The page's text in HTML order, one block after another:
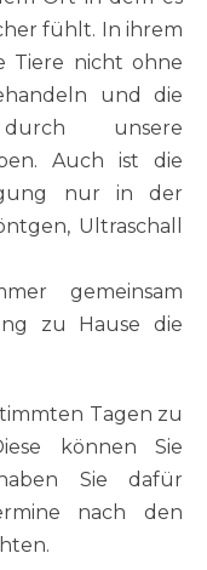
fühlt. In ihrem
Tiere nicht ohne
und die
unsere
Auch ist die
nur in der
Ultraschall
gemeinsam
zu Hause die
Tagen zu
können Sie
Sie dafür
nach den